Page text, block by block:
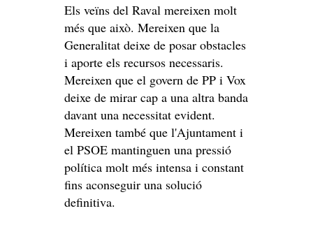
Els veïns del Raval mereixen molt
més que això. Mereixen que la
Generalitat deixe de posar obstacles
i aporte els recursos necessaris.
Mereixen que el govern de PP i Vox
deixe de mirar cap a una altra banda
davant una necessitat evident.
Mereixen també que l'Ajuntament i
el PSOE mantinguen una pressió
política molt més intensa i constant
fins aconseguir una solució
definitiva.